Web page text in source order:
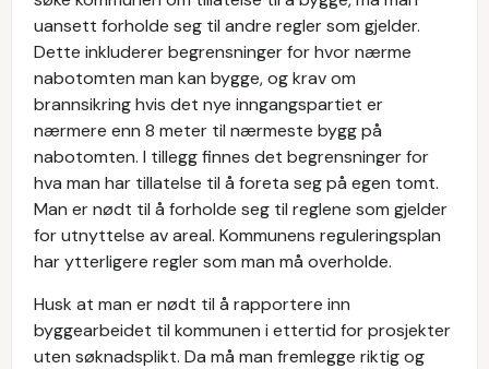
uansett forholde seg til andre regler som gjelder.
Dette inkluderer begrensninger for hvor nærme
nabotomten man kan bygge, og krav om
brannsikring hvis det nye inngangspartiet er
nærmere enn 8 meter til nærmeste bygg på
nabotomten. I tillegg finnes det begrensninger for
hva man har tillatelse til å foreta seg på egen tomt.
Man er nødt til å forholde seg til reglene som gjelder
for utnyttelse av areal. Kommunens reguleringsplan
har ytterligere regler som man må overholde.
Husk at man er nødt til å rapportere inn
byggearbeidet til kommunen i ettertid for prosjekter
uten søknadsplikt. Da må man fremlegge riktig og